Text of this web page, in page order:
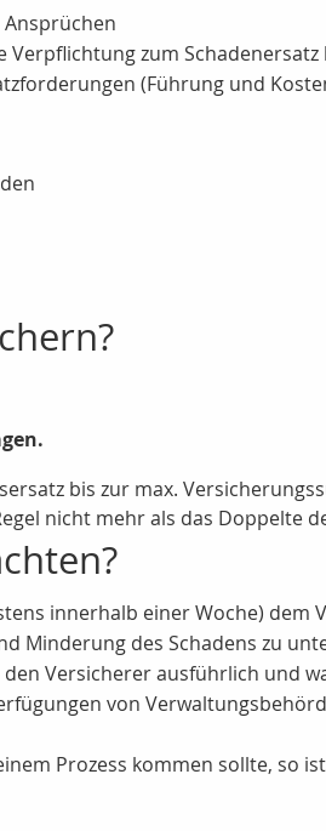
zum Schadenersatz
(Führung und
bis zur max.
nicht mehr als das Doppelte
innerhalb einer Woche) dem
Minderung des Schadens zu
Versicherer ausführlich und
von
Prozess kommen sollte, so